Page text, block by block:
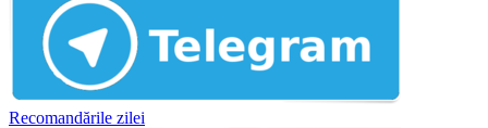
Recomandările zilei